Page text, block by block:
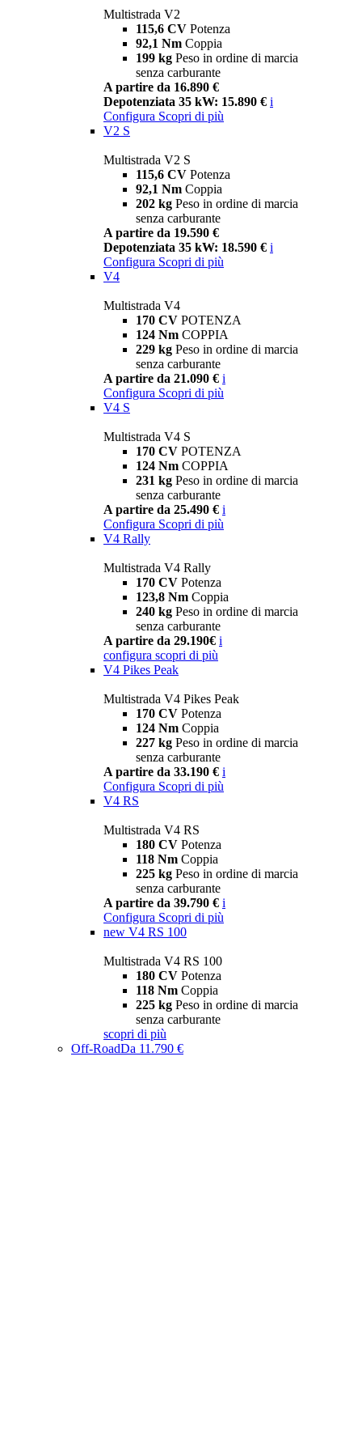
Multistrada V2
115,6 CV Potenza
92,1 Nm Coppia
199 kg Peso in ordine di marcia
senza carburante
A partire da 16.890 €
Depotenziata 35 kW: 15.890 € i
Configura Scopri di più
V2 S
Multistrada V2 S
115,6 CV Potenza
92,1 Nm Coppia
202 kg Peso in ordine di marcia
senza carburante
A partire da 19.590 €
Depotenziata 35 kW: 18.590 € i
Configura Scopri di più
V4
Multistrada V4
170 CV POTENZA
124 Nm COPPIA
229 kg Peso in ordine di marcia
senza carburante
A partire da 21.090 € i
Configura Scopri di più
V4 S
Multistrada V4 S
170 CV POTENZA
124 Nm COPPIA
231 kg Peso in ordine di marcia
senza carburante
A partire da 25.490 € i
Configura Scopri di più
V4 Rally
Multistrada V4 Rally
170 CV Potenza
123,8 Nm Coppia
240 kg Peso in ordine di marcia
senza carburante
A partire da 29.190€ i
configura scopri di più
V4 Pikes Peak
Multistrada V4 Pikes Peak
170 CV Potenza
124 Nm Coppia
227 kg Peso in ordine di marcia
senza carburante
A partire da 33.190 € i
Configura Scopri di più
V4 RS
Multistrada V4 RS
180 CV Potenza
118 Nm Coppia
225 kg Peso in ordine di marcia
senza carburante
A partire da 39.790 € i
Configura Scopri di più
new V4 RS 100
Multistrada V4 RS 100
180 CV Potenza
118 Nm Coppia
225 kg Peso in ordine di marcia
senza carburante
scopri di più
Off-RoadDa 11.790 €